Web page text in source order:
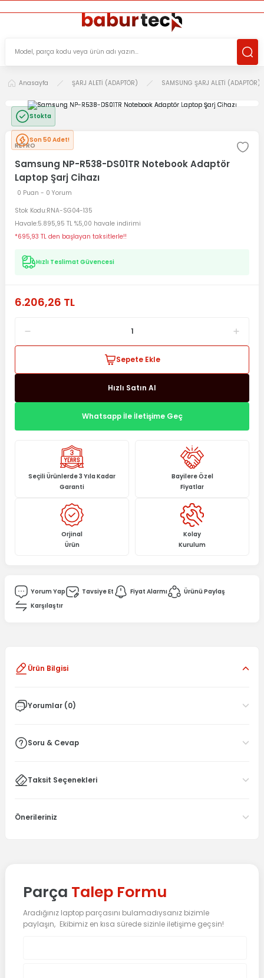
Anasayfa ŞARJ ALETİ (ADAPTÖR) SAMSUNG ŞARJ ALETİ (ADAPTÖR)
Stokta
Son 50 Adet!
RETRO
Samsung NP-R538-DS01TR Notebook Adaptör
Laptop Şarj Cihazı
0 Puan - 0 Yorum
Stok Kodu RNA-SG04-135
Havale 5.895,95 TL %5,00 havale indirimi
*695,93 TL den başlayan taksitlerle!!
Hızlı Teslimat Güvencesi
6.206,26 TL
Sepete Ekle
Hızlı Satın Al
Whatsapp İle İletişime Geç
Seçili Ürünlerde 3 Yıla Kadar
Garanti
Bayilere Özel
Fiyatlar
Orjinal
Ürün
Kolay
Kurulum
Yorum Yap Tavsiye Et Fiyat Alarmı
Ürünü Paylaş
Karşılaştır
Ürün Bilgisi
Yorumlar (0)
Soru & Cevap
Taksit Seçenekleri
Önerileriniz
Parça Talep Formu
Aradığınız laptop parçasını bulamadıysanız bizimle
paylaşın, Ekibimiz en kısa sürede sizinle iletişime geçsin!